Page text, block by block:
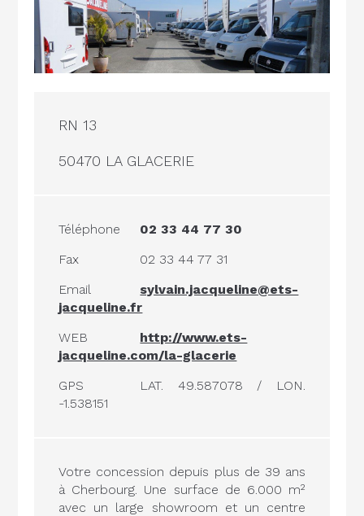
RN 13
50470 LA GLACERIE
Téléphone
02 33 44 77 30
Fax
02 33 44 77 31
Email
sylvain.jacqueline@ets-
jacqueline.fr
WEB
http://www.ets-
jacqueline.com/la-glacerie
GPS
LAT. 49.587078 / LON.
-1.538151
Votre concession depuis plus de 39 ans
à Cherbourg. Une surface de 6.000 m²
avec un large showroom et un centre